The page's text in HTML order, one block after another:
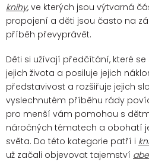
knihy, ve kterých jsou výtvarná
propojení a děti jsou často na
příběh převyprávět.
Děti si užívají předčítání, které
jejich života a posiluje jejich
představivost a rozšiřuje jejich
vyslechnutém příběhu rády
pro menší vám pomohou s
náročných tématech a obohatí
světa. Do této kategorie patří i
už začali objevovat tajemství